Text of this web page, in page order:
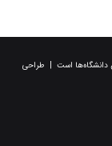
دانشگاه‌ها است | طراحی